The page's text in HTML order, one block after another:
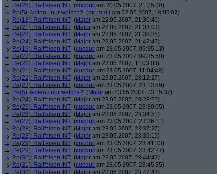
Re(25): Raiffeisen INT (ducduc am 20.05.2007, 21:25:20)
Re(5): Aktien - nur welche? (mc.mani am 22.05.2007, 18:05:02)
Re(18): Raiffeisen INT (Major am 22.05.2007, 21:30:46)
Re(21): Raiffeisen INT (Major am 22.05.2007, 21:33:03)
Re(26): Raiffeisen INT (Major am 22.05.2007, 21:38:35)
Re(24): Raiffeisen INT (Major am 22.05.2007, 21:42:45)
Re(19): Raiffeisen INT (ducduc am 23.05.2007, 09:35:13)
Re(27): Raiffeisen INT (ducduc am 23.05.2007, 09:35:50)
Re(20): Raiffeisen INT (Major am 23.05.2007, 11:03:03)
Re(21): Raiffeisen INT (ducduc am 23.05.2007, 11:04:48)
Re(22): Raiffeisen INT (Major am 23.05.2007, 23:12:27)
Re(23): Raiffeisen INT (ducduc am 23.05.2007, 23:13:59)
Re(5): Aktien - nur welche? (Major am 23.05.2007, 23:15:37)
Re(24): Raiffeisen INT (Major am 23.05.2007, 23:28:55)
Re(25): Raiffeisen INT (ducduc am 23.05.2007, 23:30:05)
Re(26): Raiffeisen INT (Major am 23.05.2007, 23:34:51)
Re(27): Raiffeisen INT (ducduc am 23.05.2007, 23:36:11)
Re(28): Raiffeisen INT (Major am 23.05.2007, 23:37:27)
Re(28): Raiffeisen INT (Major am 23.05.2007, 23:39:15)
Re(29): Raiffeisen INT (ducduc am 23.05.2007, 23:41:33)
Re(29): Raiffeisen INT (ducduc am 23.05.2007, 23:42:27)
Re(30): Raiffeisen INT (Major am 23.05.2007, 23:44:42)
Re(31): Raiffeisen INT (ducduc am 23.05.2007, 23:45:35)
Re(30): Raiffeisen INT (Major am 23.05.2007, 23:47:48)